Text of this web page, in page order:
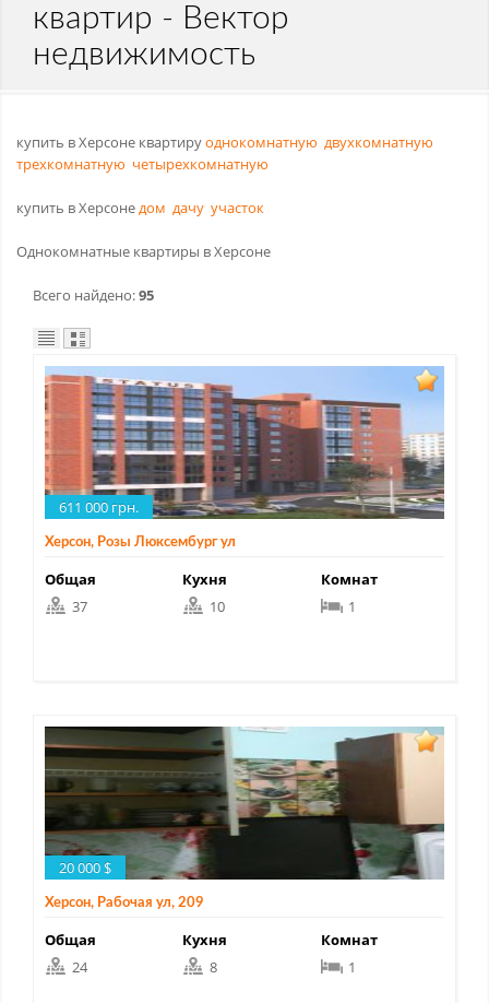
квартир - Вектор
недвижимость
купить в Херсоне квартируоднокомнатную двухкомнатную
трехкомнатную четырехкомнатную
купить в Херсонедом дачу участок
Однокомнатные квартиры в Херсоне
Всего найдено:95
611 000 грн.
Херсон, Розы Люксембург ул
Общая
37
Кухня
10
Комнат
1
20 000 $
Херсон, Рабочая ул, 209
Общая
24
Кухня
8
Комнат
1